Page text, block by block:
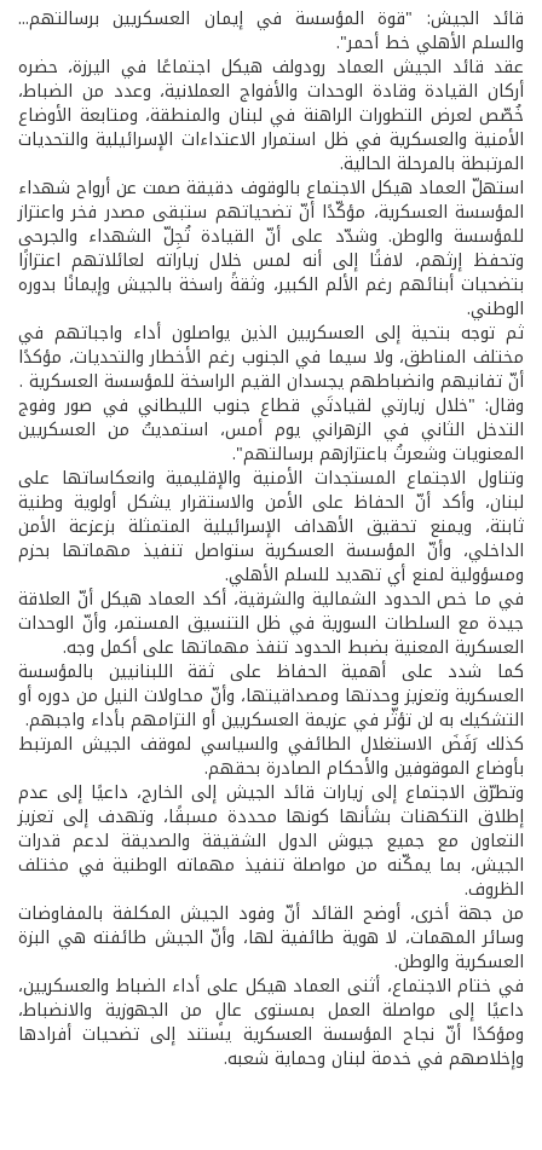
قائد الجيش: "قوة المؤسسة في إيمان العسكريين برسالتهم...
والسلم الأهلي خط أحمر".
عقد قائد الجيش العماد رودولف هيكل اجتماعًا في اليرزة، حضره
أركان القيادة وقادة الوحدات والأفواج العملانية، وعدد من الضباط،
خُصّص لعرض التطورات الراهنة في لبنان والمنطقة، ومتابعة الأوضاع
الأمنية والعسكرية في ظل استمرار الاعتداءات الإسرائيلية والتحديات
المرتبطة بالمرحلة الحالية.
استهلّ العماد هيكل الاجتماع بالوقوف دقيقة صمت عن أرواح شهداء
المؤسسة العسكرية، مؤكّدًا أنّ تضحياتهم ستبقى مصدر فخر واعتزاز
للمؤسسة والوطن. وشدّد على أنّ القيادة تُجِلّ الشهداء والجرحى
وتحفظ إرثهم، لافتًا إلى أنه لمس خلال زياراته لعائلاتهم اعتزازًا
بتضحيات أبنائهم رغم الألم الكبير، وثقةً راسخة بالجيش وإيمانًا بدوره
الوطني.
ثم توجه بتحية إلى العسكريين الذين يواصلون أداء واجباتهم في
مختلف المناطق، ولا سيما في الجنوب رغم الأخطار والتحديات، مؤكدًا
أنّ تفانيهم وانضباطهم يجسدان القيم الراسخة للمؤسسة العسكرية .
وقال: "خلال زيارتي لقيادتَي قطاع جنوب الليطاني في صور وفوج
التدخل الثاني في الزهراني يوم أمس، استمديتُ من العسكريين
المعنويات وشعرتُ باعتزازهم برسالتهم".
وتناول الاجتماع المستجدات الأمنية والإقليمية وانعكاساتها على
لبنان، وأكد أنّ الحفاظ على الأمن والاستقرار يشكل أولوية وطنية
ثابتة، ويمنع تحقيق الأهداف الإسرائيلية المتمثلة بزعزعة الأمن
الداخلي، وأنّ المؤسسة العسكرية ستواصل تنفيذ مهماتها بحزم
ومسؤولية لمنع أي تهديد للسلم الأهلي.
في ما خص الحدود الشمالية والشرقية، أكد العماد هيكل أنّ العلاقة
جيدة مع السلطات السورية في ظل التنسيق المستمر، وأنّ الوحدات
العسكرية المعنية بضبط الحدود تنفذ مهماتها على أكمل وجه.
كما شدد على أهمية الحفاظ على ثقة اللبنانيين بالمؤسسة
العسكرية وتعزيز وحدتها ومصداقيتها، وأنّ محاولات النيل من دوره أو
التشكيك به لن تؤثّر في عزيمة العسكريين أو التزامهم بأداء واجبهم.
كذلك رَفَضَ الاستغلال الطائفي والسياسي لموقف الجيش المرتبط
بأوضاع الموقوفين والأحكام الصادرة بحقهم.
وتطرّق الاجتماع إلى زيارات قائد الجيش إلى الخارج، داعيًا إلى عدم
إطلاق التكهنات بشأنها كونها محددة مسبقًا، وتهدف إلى تعزيز
التعاون مع جميع جيوش الدول الشقيقة والصديقة لدعم قدرات
الجيش، بما يمكّنه من مواصلة تنفيذ مهماته الوطنية في مختلف
الظروف.
من جهة أخرى، أوضح القائد أنّ وفود الجيش المكلفة بالمفاوضات
وسائر المهمات، لا هوية طائفية لها، وأنّ الجيش طائفته هي البزة
العسكرية والوطن.
في ختام الاجتماع، أثنى العماد هيكل على أداء الضباط والعسكريين،
داعيًا إلى مواصلة العمل بمستوى عالٍ من الجهوزية والانضباط،
ومؤكدًا أنّ نجاح المؤسسة العسكرية يستند إلى تضحيات أفرادها
وإخلاصهم في خدمة لبنان وحماية شعبه.